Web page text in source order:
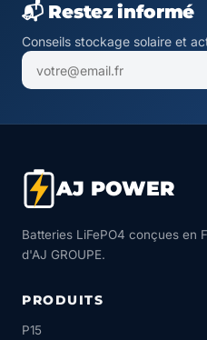
📬 Restez informé
Conseils stockage solaire et
AJ POWER
Batteries LiFePO4 conçues en
d'AJ GROUPE.
PRODUITS
P15